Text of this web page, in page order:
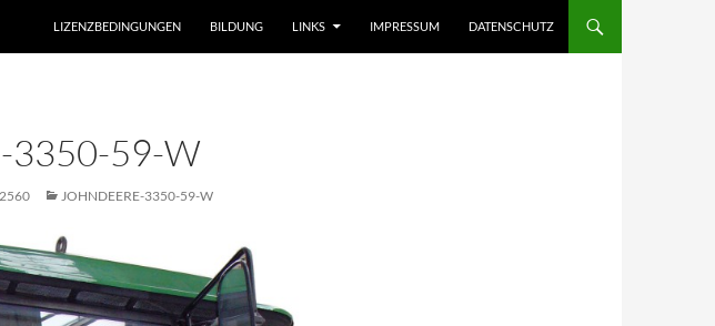
LIZENZBEDINGUNGEN BILDUNG LINKS IMPRESSUM DATENSCHUTZ
3350-59-W
JOHNDEERE-3350-59-W